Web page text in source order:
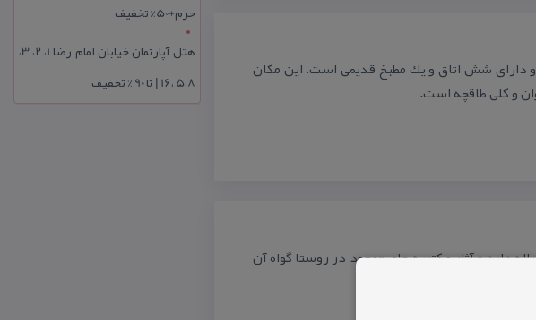
و دارای شش اتاق و یك مطبخ قدیمی است. این مكان
و كلی طاقچه است.
دارد و آثار و كتیبه های موجود در روستا گواه آن
حرم+50% تخفیف
هتل آپارتمان خیابان امام رضا 1، 2، 3،
5،8 ،16 | تا 90 % تخفیف